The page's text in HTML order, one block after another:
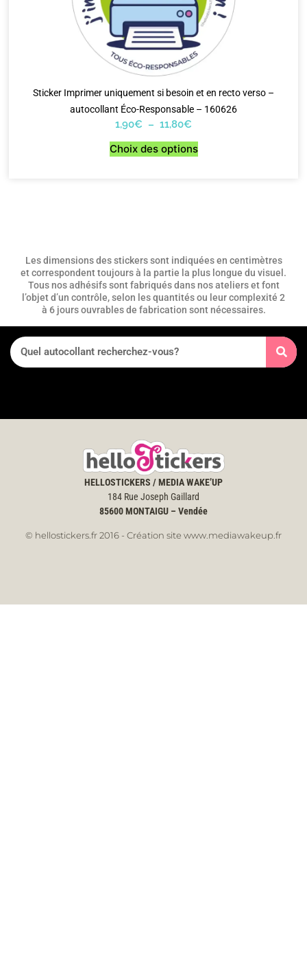
Sticker Imprimer uniquement si besoin et en recto verso –
autocollant Éco-Responsable – 160626
1,90€ – 11,80€
Choix des options
Les dimensions des stickers sont indiquées en centimètres
et correspondent toujours à la partie la plus longue du visuel.
Tous nos adhésifs sont fabriqués dans nos ateliers et font
l’objet d’un contrôle, selon les quantités ou leur complexité 2
à 6 jours ouvrables de fabrication sont nécessaires.
HELLOSTICKERS / MEDIA WAKE’UP
184 Rue Joseph Gaillard
85600MONTAIGU – Vendée
© hellostickers.fr 2016 - Création site www.mediawakeup.fr